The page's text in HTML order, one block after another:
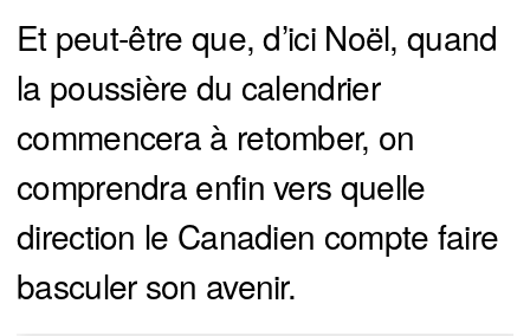
Et peut-être que, d’ici Noël, quand
la poussière du calendrier
commencera à retomber, on
comprendra enfin vers quelle
direction le Canadien compte faire
basculer son avenir.